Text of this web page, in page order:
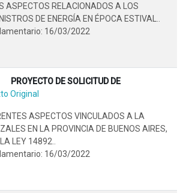
ASPECTOS RELACIONADOS A LOS
DE ENERGÍA EN ÉPOCA ESTIVAL..
16/03/2022
PROYECTO DE SOLICITUD DE
Original
ASPECTOS VINCULADOS A LA
EN LA PROVINCIA DE BUENOS AIRES,
LEY 14892..
16/03/2022